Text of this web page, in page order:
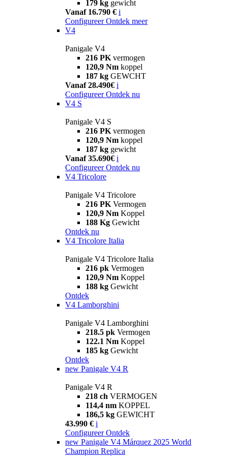
179 kg gewicht
Vanaf 16.790 € i
Configureer Ontdek meer
V4
Panigale V4
216 PK vermogen
120,9 Nm koppel
187 kg GEWCHT
Vanaf 28.490€ i
Configureer Ontdek nu
V4 S
Panigale V4 S
216 PK vermogen
120,9 Nm koppel
187 kg gewicht
Vanaf 35.690€ i
Configureer Ontdek nu
V4 Tricolore
Panigale V4 Tricolore
216 PK Vermogen
120,9 Nm Koppel
188 Kg Gewicht
Ontdek nu
V4 Tricolore Italia
Panigale V4 Tricolore Italia
216 pk Vermogen
120,9 Nm Koppel
188 kg Gewicht
Ontdek
V4 Lamborghini
Panigale V4 Lamborghini
218.5 pk Vermogen
122.1 Nm Koppel
185 kg Gewicht
Ontdek
new Panigale V4 R
Panigale V4 R
218 ch VERMOGEN
114,4 nm KOPPEL
186,5 kg GEWICHT
43.990 € i
Configureer Ontdek
new Panigale V4 Márquez 2025 World
Champion Replica